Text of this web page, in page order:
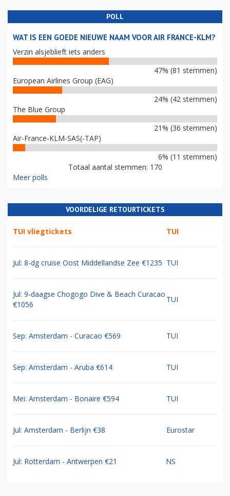
POLL
WAT IS EEN GOEDE NIEUWE NAAM VOOR AIR FRANCE-KLM?
Verzin alsjeblieft iets anders
47% (81 stemmen)
European Airlines Group (EAG)
24% (42 stemmen)
The Blue Group
21% (36 stemmen)
Air-France-KLM-SAS(-TAP)
6% (11 stemmen)
Totaal aantal stemmen: 170
Meer polls
VOORDELIGE RETOURTICKETS
TUI vliegtickets TUI
Jul: 8-dg cruise Oost Middellandse Zee €1235 TUI
Jul: 9-daagse Chogogo Dive & Beach Curacao
€1056
TUI
Sep: Amsterdam - Curacao €569 TUI
Sep: Amsterdam - Aruba €614 TUI
Mei: Amsterdam - Bonaire €594 TUI
Jul: Amsterdam - Berlijn €38 Eurostar
Jul: Rotterdam - Antwerpen €21 NS